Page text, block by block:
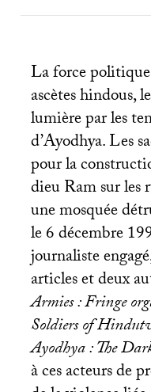
La force
ascètes hindous,
lumière par les
d’Ayodhya. Les
pour la
dieu Ram sur les
une mosquée
le 6 décembre
journaliste
articles et deux
Armies : Fringe
Soldiers of
Ayodhya : The
à ces acteurs de